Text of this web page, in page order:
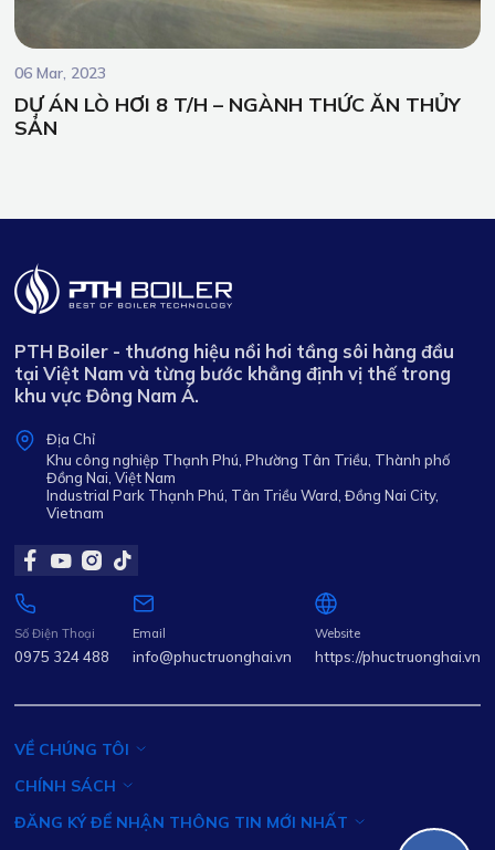
06 Mar, 2023
DỰ ÁN LÒ HƠI 8 T/H – NGÀNH THỨC ĂN THỦY
SẢN
PTH Boiler - thương hiệu nồi hơi tầng sôi hàng đầu
tại Việt Nam và từng bước khẳng định vị thế trong
khu vực Đông Nam Á.
Địa Chỉ
Khu công nghiệp Thạnh Phú, Phường Tân Triều, Thành phố
Đồng Nai, Việt Nam
Industrial Park Thạnh Phú, Tân Triều Ward, Đồng Nai City,
Vietnam
Số Điện Thoại
0975 324 488
Email
info@phuctruonghai.vn
Website
https://phuctruonghai.vn
VỀ CHÚNG TÔI
CHÍNH SÁCH
ĐĂNG KÝ ĐỂ NHẬN THÔNG TIN MỚI NHẤT